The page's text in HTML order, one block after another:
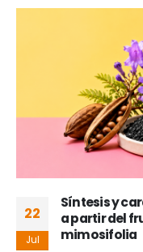
22
Jul
Síntesis y
a partir del
mimosifolia